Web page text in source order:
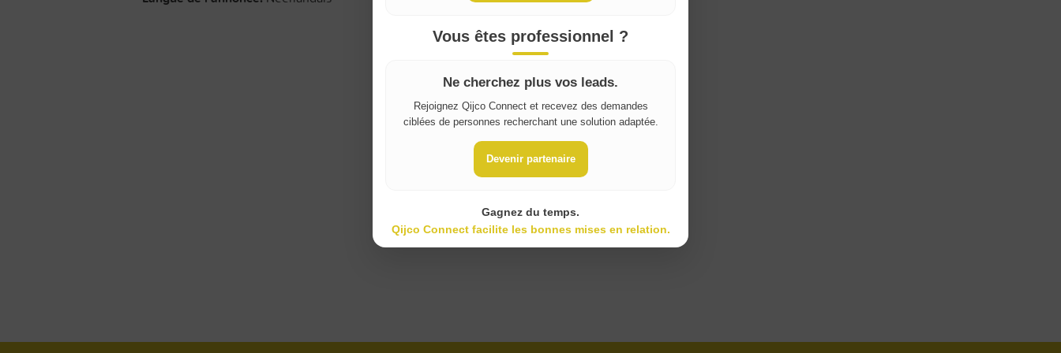
Vous êtes professionnel ?
Ne cherchez plus vos leads.
Rejoignez Qijco Connect et recevez des demandes
ciblées de personnes recherchant une solution adaptée.
Devenir partenaire
Gagnez du temps.
Qijco Connect facilite les bonnes mises en relation.